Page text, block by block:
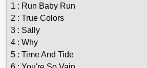
1 : Run Baby Run
2 : True Colors
3 : Sally
4 : Why
5 : Time And Tide